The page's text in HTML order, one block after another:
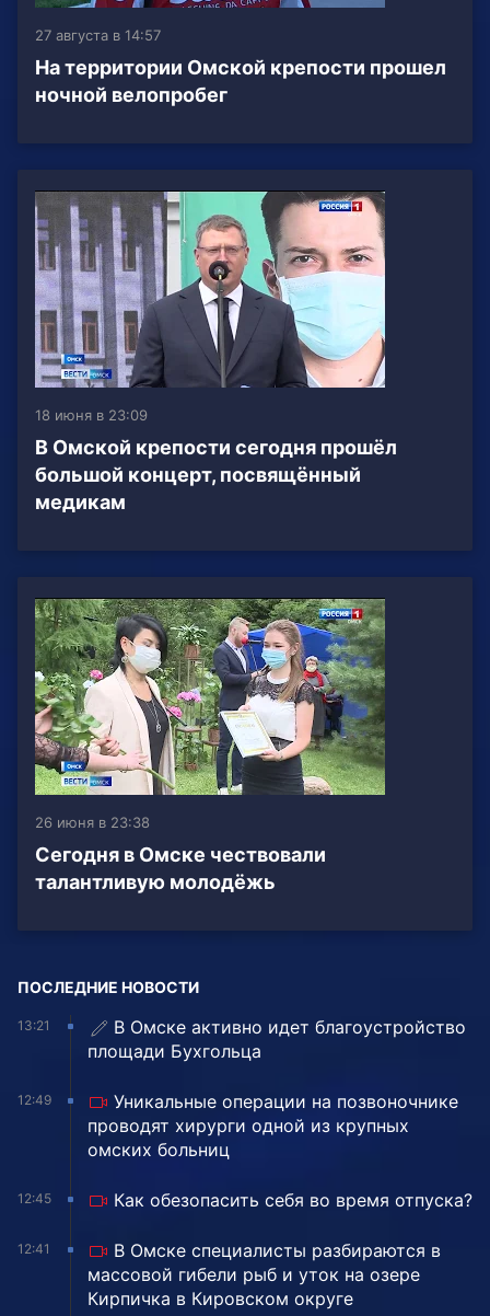
27 августа в 14:57
На территории Омской крепости прошел
ночной велопробег
18 июня в 23:09
В Омской крепости сегодня прошёл
большой концерт, посвящённый
медикам
26 июня в 23:38
Сегодня в Омске чествовали
талантливую молодёжь
ПОСЛЕДНИЕ НОВОСТИ
13:21
В Омске активно идет благоустройство
площади Бухгольца
12:49
Уникальные операции на позвоночнике
проводят хирурги одной из крупных
омских больниц
12:45 Как обезопасить себя во время отпуска?
12:41
В Омске специалисты разбираются в
массовой гибели рыб и уток на озере
Кирпичка в Кировском округе